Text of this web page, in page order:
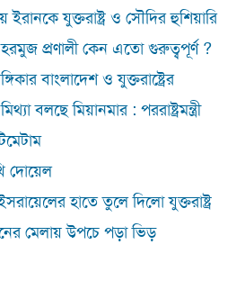
ইরানকে যুক্তরাষ্ট্র ও সৌদির হুশিয়ারি
হরমুজ প্রণালী কেন এতো গুরুত্বপূর্ণ ?
বাংলাদেশ ও যুক্তরাষ্ট্রের
বলছে মিয়ানমার : পররাষ্ট্রমন্ত্রী
দোয়েল
হাতে তুলে দিলো যুক্তরাষ্ট্র
মেলায় উপচে পড়া ভিড়